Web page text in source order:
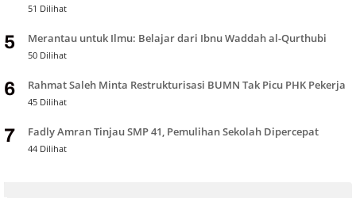
51 Dilihat
5 Merantau untuk Ilmu: Belajar dari Ibnu Waddah al-Qurthubi
50 Dilihat
6 Rahmat Saleh Minta Restrukturisasi BUMN Tak Picu PHK Pekerja
45 Dilihat
7 Fadly Amran Tinjau SMP 41, Pemulihan Sekolah Dipercepat
44 Dilihat